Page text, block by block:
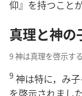
仰』を持つこと
真理と神の
9 神は真理を啓示す
9 神は特に，み
を啓示されまし